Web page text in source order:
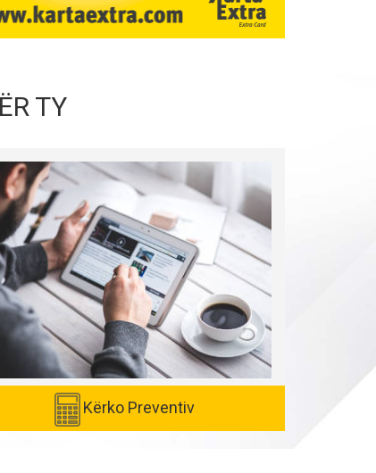
TY
Kërko Preventiv